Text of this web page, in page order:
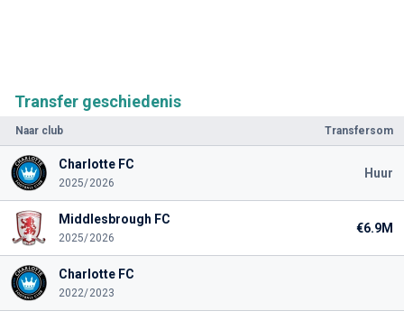
Transfer geschiedenis
Naar club Transfersom
Charlotte FC
2025/2026
Huur
Middlesbrough FC
2025/2026
€6.9M
Charlotte FC
2022/2023